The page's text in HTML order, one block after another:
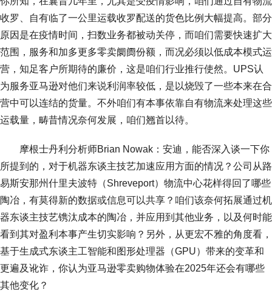
收罗、自有临了一公里运载收罗配送的货色比例大幅提高。部分
原因是在疫情时间，扫数业务都被动关停，而咱们需要快速扩大
范围，服务和加多更多零卖阛阓份额，而况必须以低成本模式运
营，知足客户所期待的廉价，这是咱们行业推行使然。UPS认
为服务亚马逊对他们来说利润率较低，是以烧毁了一些本来在合
营中可以连结的货量。不外咱们有本事依靠自有物流来处理这些
运载量，畴昔情况奈何发展，咱们翘首以待。
摩根士丹利分析师Brian Nowak：安迪，能否深入谈一下你
所提到的，对于机器东谈主技艺加速应用方面的情况？公司从路
易斯安那州什里夫波特（Shreveport）物流中心花样得回了哪些
陶冶，有莫得新的数据或信息可以共享？咱们该奈何拓展通过机
器东谈主技艺镌汰成本的陶冶，并应用到其他业务，以及何时能
看到其对盈利本事产生切实影响？另外，从更宏不雅的角度看，
基于生成式东谈主工智能和图形处理器（GPU）带来的变革和
更遍及讹诈，你认为亚马逊零卖购物体验在2025年还会有哪些
其他变化？